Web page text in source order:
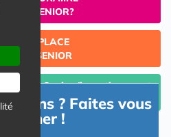
SENIOR?
UNE PLACE
SENIOR
Senior (investissement
Lmnp)
? Faites vous
!